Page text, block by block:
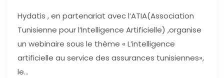
Hydatis , en partenariat avec l’ATIA(Association
Tunisienne pour l’Intelligence Artificielle) ,organise
un webinaire sous le thème « L’intelligence
artificielle au service des assurances tunisiennes»,
le...